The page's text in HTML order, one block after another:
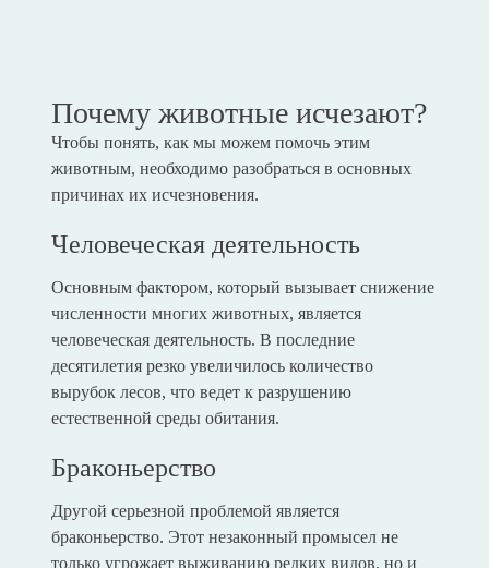
Почему животные исчезают?
Чтобы понять, как мы можем помочь этим
животным, необходимо разобраться в основных
причинах их исчезновения.
Человеческая деятельность
Основным фактором, который вызывает снижение
численности многих животных, является
человеческая деятельность. В последние
десятилетия резко увеличилось количество
вырубок лесов, что ведет к разрушению
естественной среды обитания.
Браконьерство
Другой серьезной проблемой является
браконьерство. Этот незаконный промысел не
только угрожает выживанию редких видов, но и